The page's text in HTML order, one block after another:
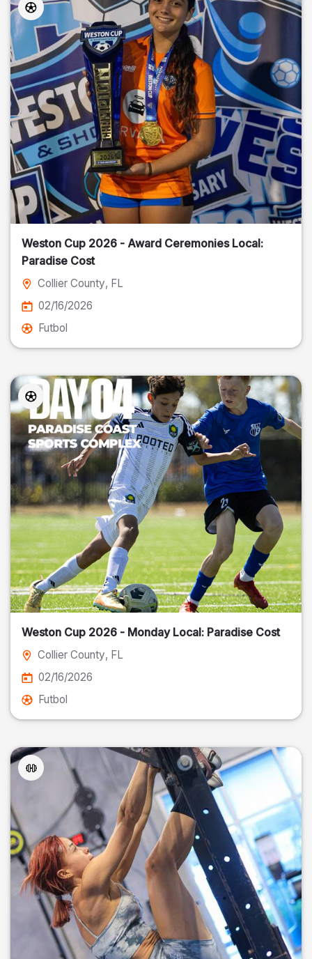
Weston Cup 2026 - Award Ceremonies Local:
Paradise Cost
Collier County, FL
02/16/2026
Futbol
Weston Cup 2026 - Monday Local: Paradise Cost
Collier County, FL
02/16/2026
Futbol